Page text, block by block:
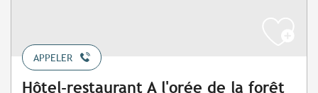
APPELER
Hôtel-restaurant A l'orée de la forêt